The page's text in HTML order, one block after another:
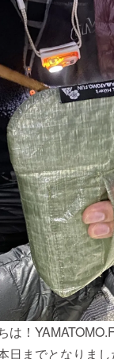
付きですので、
のフォローとい
やハイク、アウ
らもご覧頂けま
今後とも
知子
は！
日までとなりま